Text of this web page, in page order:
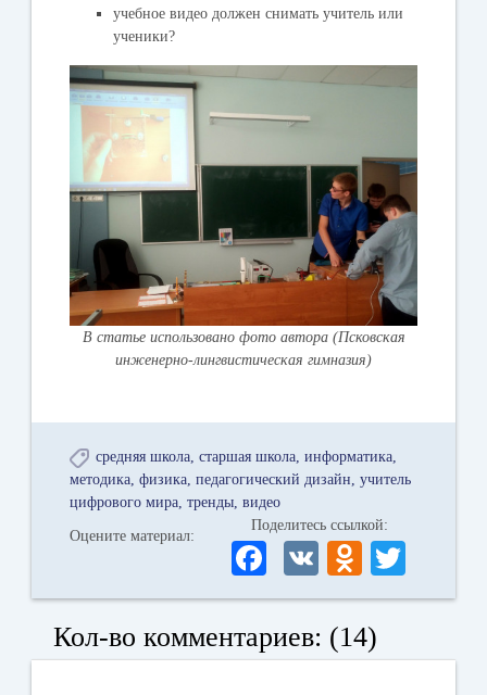
учебное видео должен снимать учитель или
ученики?
В статье использовано фото автора (Псковская
инженерно-лингвистическая гимназия)
средняя школа старшая школа информатика
методика физика педагогический дизайн
учитель
цифрового мира тренды видео
Оцените материал:
Поделитесь ссылкой:
Fa
ce
bo
ok
V
K
O
dn
ok
la
wi
r
Кол-во комментариев: (14)